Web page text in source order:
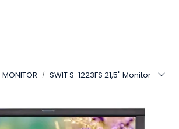
MONITOR SWIT S-1223FS 21,5" Monitor